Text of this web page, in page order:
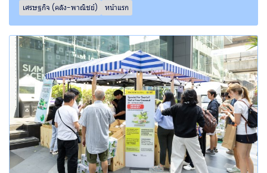
เศรษฐกิจ (คลัง-พาณิชย์) หน้าแรก